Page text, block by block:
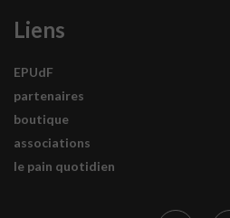
Liens
EPUdF
partenaires
boutique
associations
le pain quotidien